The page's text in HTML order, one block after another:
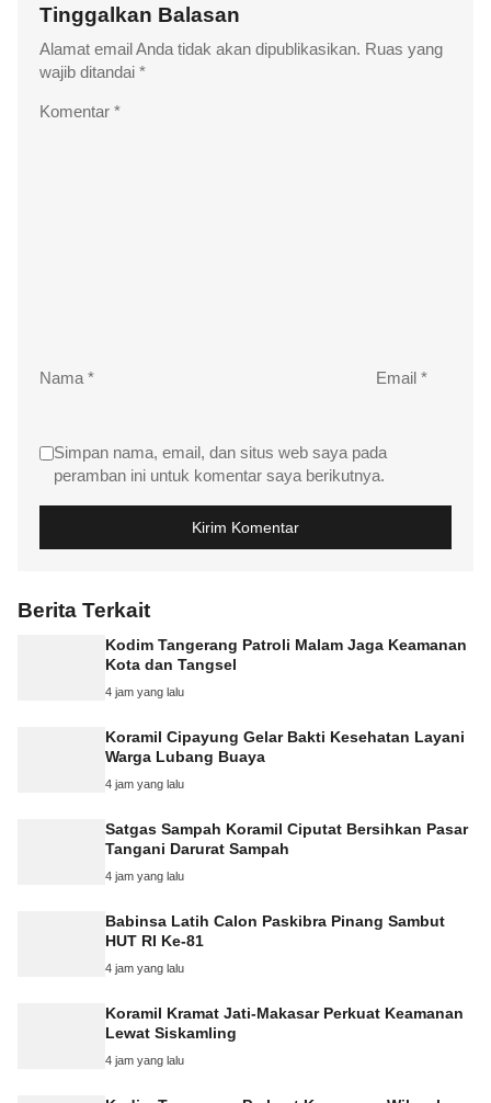
Tinggalkan Balasan
Alamat email Anda tidak akan dipublikasikan. Ruas yang
wajib ditandai *
Komentar *
Nama* Email *
Simpan nama, email, dan situs web saya pada
peramban ini untuk komentar saya berikutnya.
Berita Terkait
Kodim Tangerang Patroli Malam Jaga Keamanan
Kota dan Tangsel
4 jam yang lalu
Koramil Cipayung Gelar Bakti Kesehatan Layani
Warga Lubang Buaya
4 jam yang lalu
Satgas Sampah Koramil Ciputat Bersihkan Pasar
Tangani Darurat Sampah
4 jam yang lalu
Babinsa Latih Calon Paskibra Pinang Sambut
HUT RI Ke-81
4 jam yang lalu
Koramil Kramat Jati-Makasar Perkuat Keamanan
Lewat Siskamling
4 jam yang lalu